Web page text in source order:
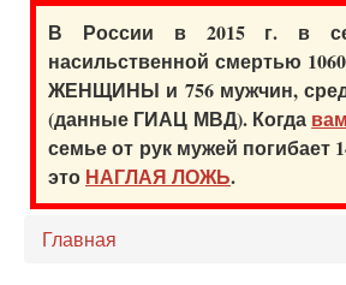
В России в 2015 г. в
насильственной смертью
ЖЕНЩИНЫ и 756 мужчин,
(данные ГИАЦ МВД). Когда
семье от рук мужей погибает
это НАГЛАЯ ЛОЖЬ.
Главная